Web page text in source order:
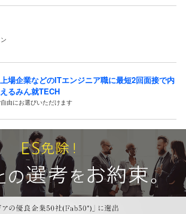
場企業などのITエンジニア職に最短2回面接で内
るみん就TECH
由にお選びいただけます